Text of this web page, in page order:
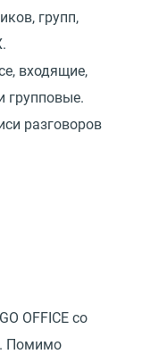
групп,
входящие,
групповые.
разговоров
OFFICE со
Помимо